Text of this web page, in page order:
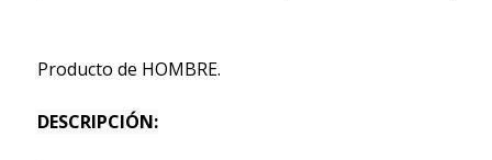
Producto de HOMBRE.
DESCRIPCIÓN: